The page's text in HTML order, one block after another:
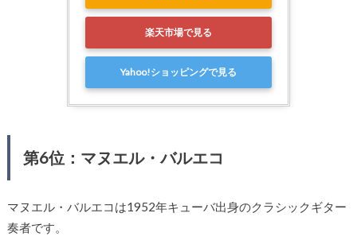
楽天市場で見る
Yahoo!ショッピングで見る
第6位：マヌエル・バルエコ
マヌエル・バルエコは1952年キューバ出身のクラシックギター
奏者です。